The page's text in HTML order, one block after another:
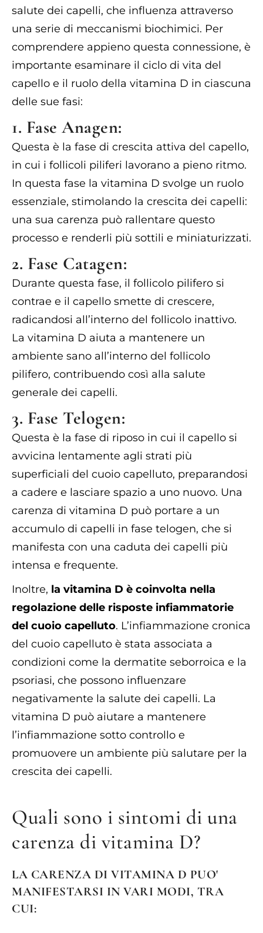
salute dei capelli, che influenza attraverso
una serie di meccanismi biochimici. Per
comprendere appieno questa connessione, è
importante esaminare il ciclo di vita del
capello e il ruolo della vitamina D in ciascuna
delle sue fasi:
1. Fase Anagen:
Questa è la fase di crescita attiva del capello,
in cui i follicoli piliferi lavorano a pieno ritmo.
In questa fase la vitamina D svolge un ruolo
essenziale, stimolando la crescita dei capelli:
una sua carenza può rallentare questo
processo e renderli più sottili e miniaturizzati.
2. Fase Catagen:
Durante questa fase, il follicolo pilifero si
contrae e il capello smette di crescere,
radicandosi all’interno del follicolo inattivo.
La vitamina D aiuta a mantenere un
ambiente sano all’interno del follicolo
pilifero, contribuendo così alla salute
generale dei capelli.
3. Fase Telogen:
Questa è la fase di riposo in cui il capello si
avvicina lentamente agli strati più
superficiali del cuoio capelluto, preparandosi
a cadere e lasciare spazio a uno nuovo. Una
carenza di vitamina D può portare a un
accumulo di capelli in fase telogen, che si
manifesta con una caduta dei capelli più
intensa e frequente.
Inoltre, la vitamina D è coinvolta nella
regolazione delle risposte infiammatorie
del cuoio capelluto. L’infiammazione cronica
del cuoio capelluto è stata associata a
condizioni come la dermatite seborroica e la
psoriasi, che possono influenzare
negativamente la salute dei capelli. La
vitamina D può aiutare a mantenere
l’infiammazione sotto controllo e
promuovere un ambiente più salutare per la
crescita dei capelli.
Quali sono i sintomi di una
carenza di vitamina D?
LA CARENZA DI VITAMINA D PUO'
MANIFESTARSI IN VARI MODI, TRA
CUI: